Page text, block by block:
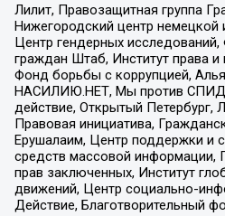
Лилит, Правозащитная группа
Нижегородский центр немецкой
Центр гендерных
граждан Штаб, Институт права и
Фонд борьбы с коррупцией,
НАСИЛИЮ.НЕТ, Мы против
действие, Открытый Петербург,
Правовая инициатива,
Ерушалаим, Центр поддержки и
средств массовой информации,
прав заключенных, Институт
движений, Центр социально-
Действие, Благотворительный